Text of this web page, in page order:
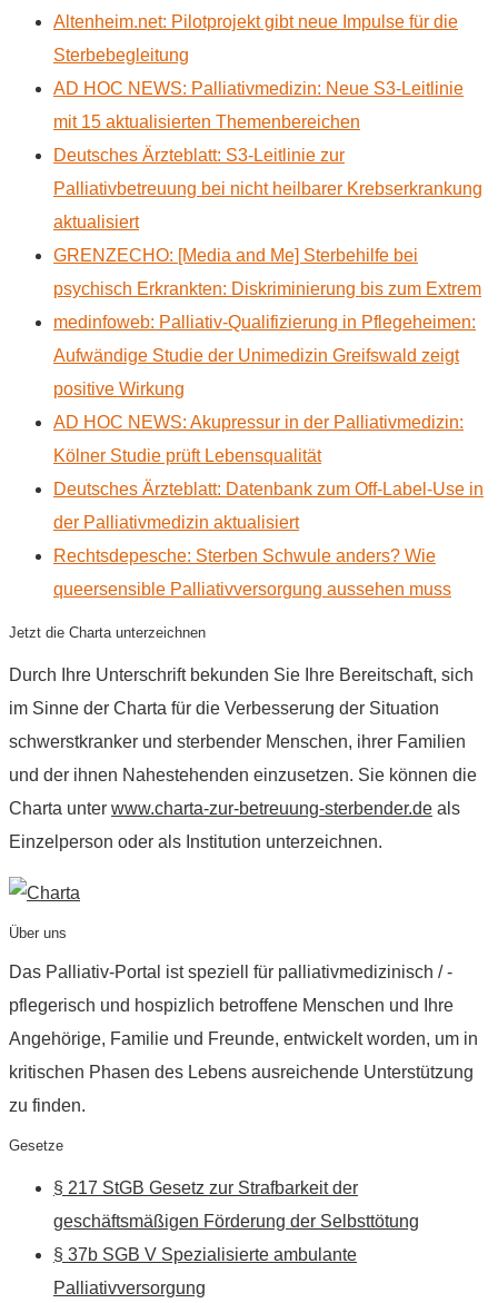
Altenheim.net: Pilotprojekt gibt neue Impulse für die
Sterbebegleitung
AD HOC NEWS: Palliativmedizin: Neue S3-Leitlinie
mit 15 aktualisierten Themenbereichen
Deutsches Ärzteblatt: S3-Leitlinie zur
Palliativbetreuung bei nicht heilbarer Krebserkrankung
aktualisiert
GRENZECHO: [Media and Me] Sterbehilfe bei
psychisch Erkrankten: Diskriminierung bis zum Extrem
medinfoweb: Palliativ-Qualifizierung in Pflegeheimen:
Aufwändige Studie der Unimedizin Greifswald zeigt
positive Wirkung
AD HOC NEWS: Akupressur in der Palliativmedizin:
Kölner Studie prüft Lebensqualität
Deutsches Ärzteblatt: Datenbank zum Off-Label-Use in
der Palliativmedizin aktualisiert
Rechtsdepesche: Sterben Schwule anders? Wie
queersensible Palliativversorgung aussehen muss
Jetzt die Charta unterzeichnen
Durch Ihre Unterschrift bekunden Sie Ihre Bereitschaft, sich
im Sinne der Charta für die Verbesserung der Situation
schwerstkranker und sterbender Menschen, ihrer Familien
und der ihnen Nahestehenden einzusetzen. Sie können die
Charta unter www.charta-zur-betreuung-sterbender.de als
Einzelperson oder als Institution unterzeichnen.
Über uns
Das Palliativ-Portal ist speziell für palliativmedizinisch / -
pflegerisch und hospizlich betroffene Menschen und Ihre
Angehörige, Familie und Freunde, entwickelt worden, um in
kritischen Phasen des Lebens ausreichende Unterstützung
zu finden.
Gesetze
§ 217 StGB Gesetz zur Strafbarkeit der
geschäftsmäßigen Förderung der Selbsttötung
§ 37b SGB V Spezialisierte ambulante
Palliativversorgung